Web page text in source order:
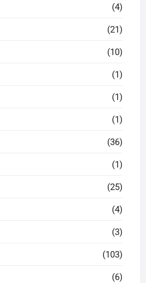
(4)
(21)
(10)
(1)
(1)
(1)
(36)
(1)
(25)
(4)
(3)
(103)
(6)